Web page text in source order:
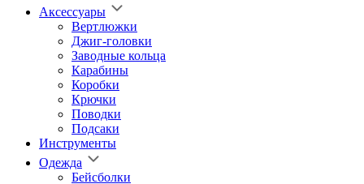
Аксессуары
Вертлюжки
Джиг-головки
Заводные кольца
Карабины
Коробки
Крючки
Поводки
Подсаки
Инструменты
Одежда
Бейсболки